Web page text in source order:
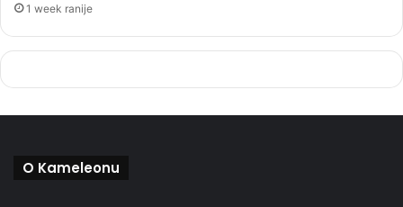
1 week ranije
O Kameleonu